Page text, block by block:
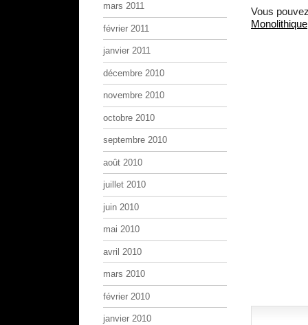
Vous
Monolithique
mars 2011
février 2011
janvier 2011
décembre 2010
novembre 2010
octobre 2010
septembre 2010
août 2010
juillet 2010
juin 2010
mai 2010
avril 2010
mars 2010
février 2010
janvier 2010